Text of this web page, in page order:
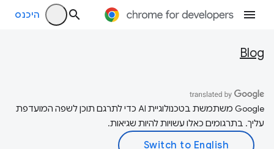
היכנס
Blog
‫Google משתמשת בטכנולוגיית AI כדי לתרגם תוכן לשפה המועדפת
עליך. בתרגומים כאלו עשויות להיות שגיאות.